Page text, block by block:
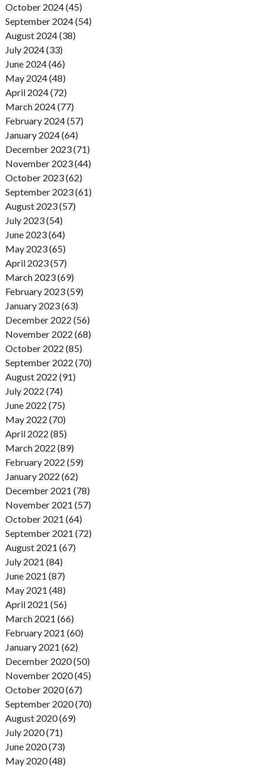
October 2024 (45)
September 2024 (54)
August 2024 (38)
July 2024 (33)
June 2024 (46)
May 2024 (48)
April 2024 (72)
March 2024 (77)
February 2024 (57)
January 2024 (64)
December 2023 (71)
November 2023 (44)
October 2023 (62)
September 2023 (61)
August 2023 (57)
July 2023 (54)
June 2023 (64)
May 2023 (65)
April 2023 (57)
March 2023 (69)
February 2023 (59)
January 2023 (63)
December 2022 (56)
November 2022 (68)
October 2022 (85)
September 2022 (70)
August 2022 (91)
July 2022 (74)
June 2022 (75)
May 2022 (70)
April 2022 (85)
March 2022 (89)
February 2022 (59)
January 2022 (62)
December 2021 (78)
November 2021 (57)
October 2021 (64)
September 2021 (72)
August 2021 (67)
July 2021 (84)
June 2021 (87)
May 2021 (48)
April 2021 (56)
March 2021 (66)
February 2021 (60)
January 2021 (62)
December 2020 (50)
November 2020 (45)
October 2020 (67)
September 2020 (70)
August 2020 (69)
July 2020 (71)
June 2020 (73)
May 2020 (48)